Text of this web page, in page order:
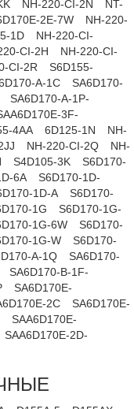
NH-220-CI-2N
NT-
2E-7W
NH-220-
1D
NH-220-CI-
CI-2H
NH-220-CI-
CI-2R
S6D155-
A-1C
SA6D170-
SA6D170-A-1P-
3F-
4AA 6D125-1N
NH-
NH-220-CI-2Q
NH-
S4D105-3K
S6D170-
6A
S6D170-1D-
1D-A
S6D170-
1G
S6D170-1G-
1G-6W
S6D170-
1G-W
S6D170-
A-1Q
SA6D170-
SA6D170-B-1F-
SA6D170E-
2C
SA6D170E-
SAA6D170E-
SAA6D170E-2D-